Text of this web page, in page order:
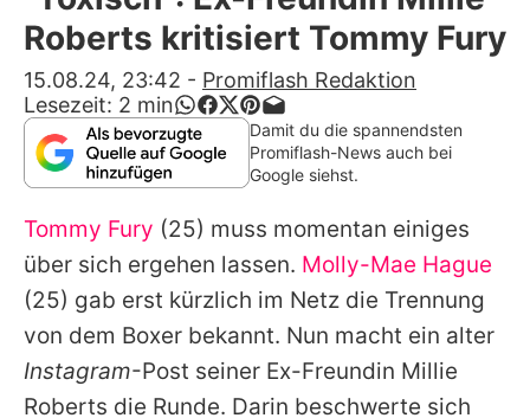
Alle Themen auf Promiflash
App runterladen
Team
Redaktionelle Richtlinien
Impressum
Nutzungsbedingungen
Roberts kritisiert Tommy Fury
15.08.24, 23:42 - Promiflash Redaktion
Lesezeit: 2 min
Damit du die spannendsten
Promiflash-News auch bei
Google siehst.
Tommy Fury (25) muss momentan einiges
über sich ergehen lassen. Molly-Mae Hague
(25) gab erst kürzlich im Netz die Trennung
von dem Boxer bekannt. Nun macht ein alter
Instagram-Post seiner Ex-Freundin Millie
Roberts die Runde. Darin beschwerte sich